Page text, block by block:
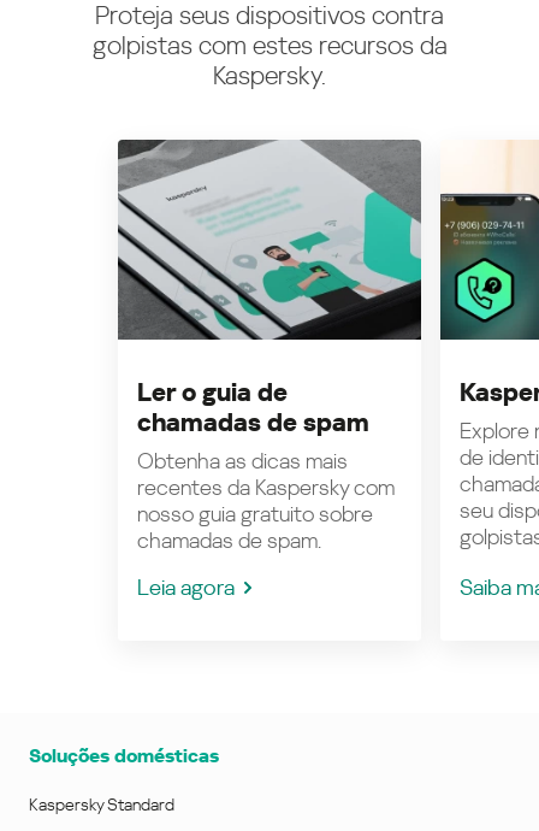
Proteja seus dispositivos contra
golpistas com estes recursos da
Kaspersky.
Ler o guia de
chamadas de spam
Obtenha as dicas mais
recentes da Kaspersky com
nosso guia gratuito sobre
chamadas de spam.
Leia agora
Explore
de
seu
Saiba
Soluções domésticas
Kaspersky Standard